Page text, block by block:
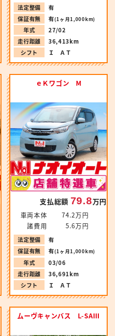
法定整備
有
保証有無
有(1ヶ月1,000km)
年式
27/02
走行距離
36,413km
シフト
Ｉ ＡＴ
ｅＫワゴン M
支払総額 79.8万円
車両本体
74.2万円
諸費用
5.6万円
法定整備
有
保証有無
有(1ヶ月1,000km)
年式
03/06
走行距離
36,691km
シフト
Ｉ ＡＴ
ムーヴキャンバス L-SAⅢ